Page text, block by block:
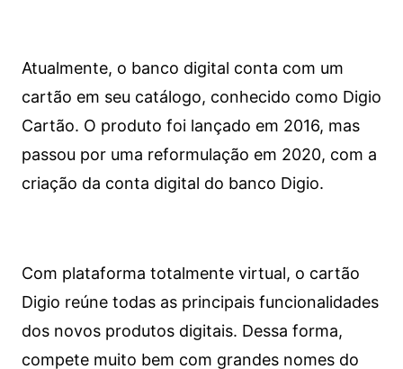
Atualmente, o banco digital conta com um
cartão em seu catálogo, conhecido como Digio
Cartão. O produto foi lançado em 2016, mas
passou por uma reformulação em 2020, com a
criação da conta digital do banco Digio.
Com plataforma totalmente virtual, o cartão
Digio reúne todas as principais funcionalidades
dos novos produtos digitais. Dessa forma,
compete muito bem com grandes nomes do